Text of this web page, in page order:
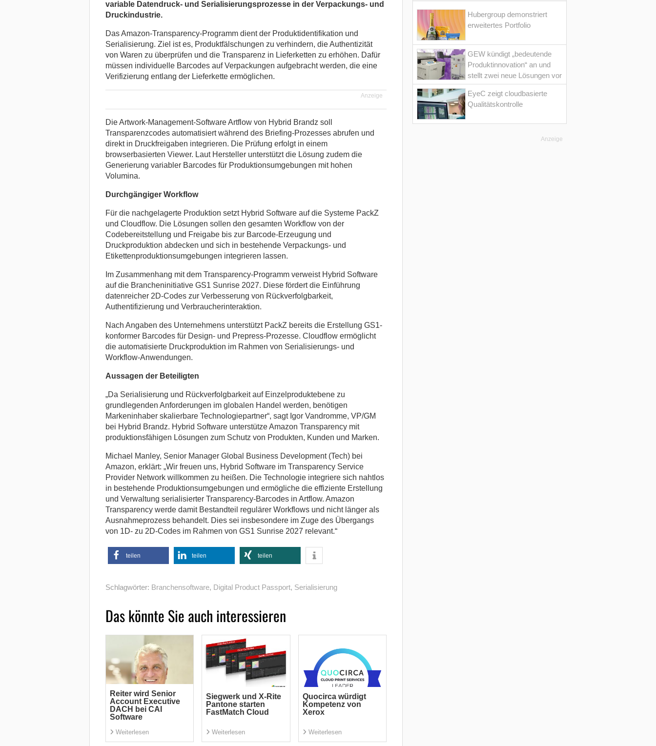
variable Datendruck- und Serialisierungsprozesse in der Verpackungs- und
Druckindustrie.
Das Amazon-Transparency-Programm dient der Produktidentifikation und
Serialisierung. Ziel ist es, Produktfälschungen zu verhindern, die Authentizität
von Waren zu überprüfen und die Transparenz in Lieferketten zu erhöhen. Dafür
müssen individuelle Barcodes auf Verpackungen aufgebracht werden, die eine
Verifizierung entlang der Lieferkette ermöglichen.
Anzeige
Die Artwork-Management-Software Artflow von Hybrid Brandz soll
Transparenzcodes automatisiert während des Briefing-Prozesses abrufen und
direkt in Druckfreigaben integrieren. Die Prüfung erfolgt in einem
browserbasierten Viewer. Laut Hersteller unterstützt die Lösung zudem die
Generierung variabler Barcodes für Produktionsumgebungen mit hohen
Volumina.
Durchgängiger Workflow
Für die nachgelagerte Produktion setzt Hybrid Software auf die Systeme PackZ
und Cloudflow. Die Lösungen sollen den gesamten Workflow von der
Codebereitstellung und Freigabe bis zur Barcode-Erzeugung und
Druckproduktion abdecken und sich in bestehende Verpackungs- und
Etikettenproduktionsumgebungen integrieren lassen.
Im Zusammenhang mit dem Transparency-Programm verweist Hybrid Software
auf die Brancheninitiative GS1 Sunrise 2027. Diese fördert die Einführung
datenreicher 2D-Codes zur Verbesserung von Rückverfolgbarkeit,
Authentifizierung und Verbraucherinteraktion.
Nach Angaben des Unternehmens unterstützt PackZ bereits die Erstellung GS1-
konformer Barcodes für Design- und Prepress-Prozesse. Cloudflow ermöglicht
die automatisierte Druckproduktion im Rahmen von Serialisierungs- und
Workflow-Anwendungen.
Aussagen der Beteiligten
„Da Serialisierung und Rückverfolgbarkeit auf Einzelproduktebene zu
grundlegenden Anforderungen im globalen Handel werden, benötigen
Markeninhaber skalierbare Technologiepartner“, sagt Igor Vandromme, VP/GM
bei Hybrid Brandz. Hybrid Software unterstütze Amazon Transparency mit
produktionsfähigen Lösungen zum Schutz von Produkten, Kunden und Marken.
Michael Manley, Senior Manager Global Business Development (Tech) bei
Amazon, erklärt: „Wir freuen uns, Hybrid Software im Transparency Service
Provider Network willkommen zu heißen. Die Technologie integriere sich nahtlos
in bestehende Produktionsumgebungen und ermögliche die effiziente Erstellung
und Verwaltung serialisierter Transparency-Barcodes in Artflow. Amazon
Transparency werde damit Bestandteil regulärer Workflows und nicht länger als
Ausnahmeprozess behandelt. Dies sei insbesondere im Zuge des Übergangs
von 1D- zu 2D-Codes im Rahmen von GS1 Sunrise 2027 relevant.“
teilen teilen teilen
Schlagwörter: Branchensoftware, Digital Product Passport, Serialisierung
Das könnte Sie auch interessieren
Reiter wird Senior
Account Executive
DACH bei CAI
Software
Weiterlesen
Siegwerk und X-Rite
Pantone starten
FastMatch Cloud
Weiterlesen
Quocirca würdigt
Kompetenz von
Xerox
Weiterlesen
Hubergroup demonstriert
erweitertes Portfolio
GEW kündigt „bedeutende
Produktinnovation“ an und
stellt zwei neue Lösungen vor
EyeC zeigt cloudbasierte
Qualitätskontrolle
Anzeige